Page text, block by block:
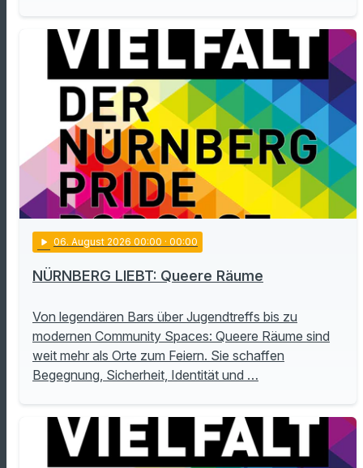
play_arrow 06. August 2026 00:00 · 00:00
NÜRNBERG LIEBT: Queere Räume
Von legendären Bars über Jugendtreffs bis zu
modernen Community Spaces: Queere Räume sind
weit mehr als Orte zum Feiern. Sie schaffen
Begegnung, Sicherheit, Identität und …